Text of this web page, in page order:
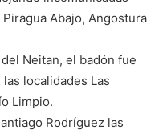
Abajo, Angostura
Neitan, el badón fue
localidades Las
Limpio.
Rodríguez las